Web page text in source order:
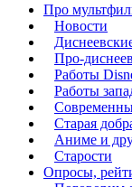
Про
Новости
Про-
Работы
Работы
Старая
Аниме и
Старости
Опросы,